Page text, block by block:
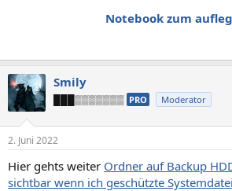
Notebook zum
Smily
███▒▒▒▒▒▒▒ PRO Moderator
2. Juni 2022
Hier gehts weiter Ordner auf Backup
sichtbar wenn ich geschützte